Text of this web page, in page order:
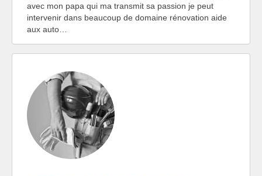
avec mon papa qui ma transmit sa passion je peut
intervenir dans beaucoup de domaine rénovation aide
aux auto…